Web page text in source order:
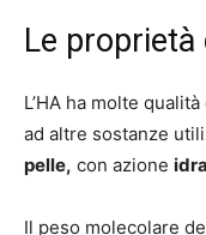
Le proprietà
L’HA ha molte
ad altre sostanze
pelle, con azione
Il peso molecolare